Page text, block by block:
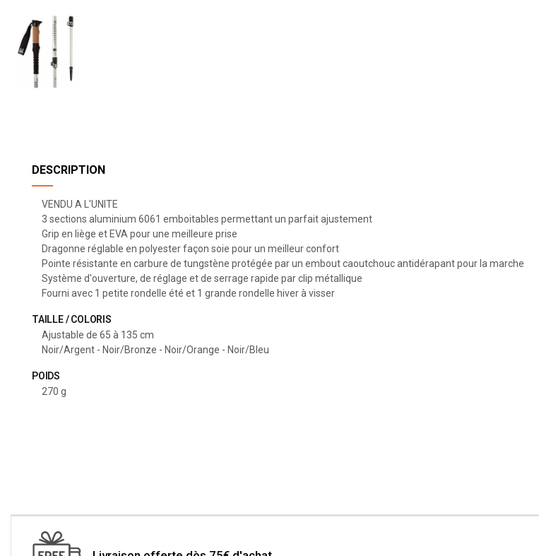
DESCRIPTION
VENDU A L'UNITE
3 sections aluminium 6061 emboitables permettant un parfait ajustement
Grip en liège et EVA pour une meilleure prise
Dragonne réglable en polyester façon soie pour un meilleur confort
Pointe résistante en carbure de tungstène protégée par un embout caoutchouc antidérapant pour la marche
Système d'ouverture, de réglage et de serrage rapide par clip métallique
Fourni avec 1 petite rondelle été et 1 grande rondelle hiver à visser
TAILLE / COLORIS
Ajustable de 65 à 135 cm
Noir/Argent - Noir/Bronze - Noir/Orange - Noir/Bleu
POIDS
270 g